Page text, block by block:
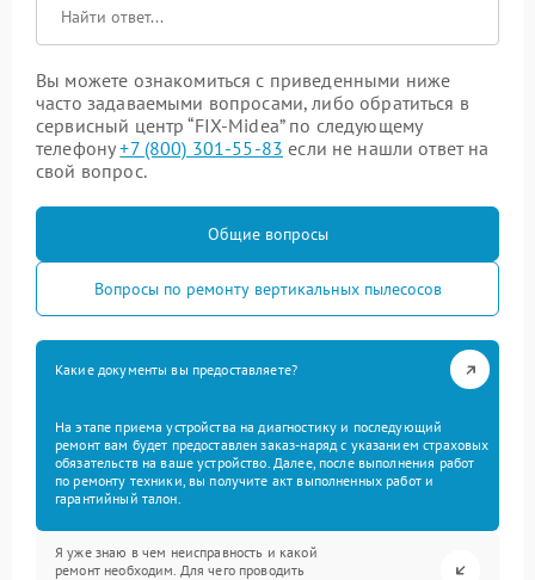
Вы можете ознакомиться с приведенными ниже
часто задаваемыми вопросами, либо обратиться в
сервисный центр “FIX-Midea” по следующему
телефону+7 (800) 301-55-83 если не нашли ответ на
свой вопрос.
Общие вопросы
Вопросы по ремонту вертикальных пылесосов
Какие документы вы предоставляете?
На этапе приема устройства на диагностику и последующий
ремонт вам будет предоставлен заказ-наряд с указанием страховых
обязательств на ваше устройство. Далее, после выполнения работ
по ремонту техники, вы получите акт выполненных работ и
гарантийный талон.
Я уже знаю в чем неисправность и какой
ремонт необходим. Для чего проводить